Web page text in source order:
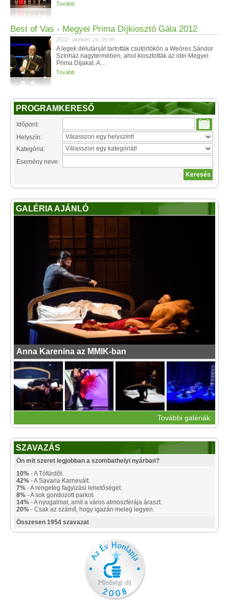
Tovább
Best of Vas - Megyei Prima Díjkiosztó Gála 2012
2012. október 19. 09:45
A legek délutánját tartották csütörtökön a Weöres Sándor
Színház nagytermében, ahol kiosztották az idei Megyei
Prima Díjakat. A...
Tovább
PROGRAMKERESŐ
Időpont:
Helyszín:
Kategória:
Esemény neve:
GALÉRIA AJÁNLÓ
Anna Karenina az MMIK-ban
További galériák
SZAVAZÁS
Ön mit szeret legjobban a szombathelyi nyárban?
10% - A Tófürdőt.
42% - A Savaria Karnevált.
7% - A rengeteg fagyizási lehetőséget.
8% - A sok gondozott parkot.
14% - A nyugalmat, amit a város atmoszférája áraszt.
20% - Csak az számít, hogy igazán meleg legyen.
Összesen 1954 szavazat